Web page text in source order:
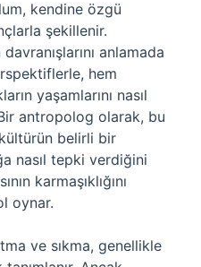
kendine özgü
şekillenir.
anlamada
hem
yaşamlarını nasıl
antropolog olarak, bu
belirli bir
nasıl tepki verdiğini
karmaşıklığını
oynar.
ve sıkma, genellikle